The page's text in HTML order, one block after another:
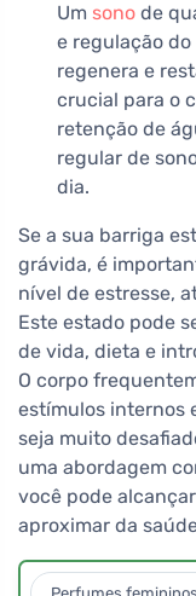
Um sono de
e regulação do
regenera e
crucial para o
retenção de
regular de
dia.
Se a sua barriga
grávida, é
nível de estresse,
Este estado pode
de vida, dieta e
O corpo
estímulos internos
seja muito
uma abordagem
você pode
aproximar da